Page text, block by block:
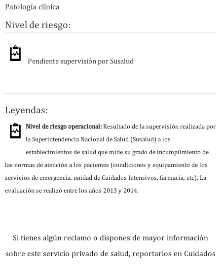
Patología clínica
Nivel de riesgo:
Pendiente supervisión por Susalud
Leyendas:
Nivel de riesgo operacional: Resultado de la supervisión realizada por
la Superintendencia Nacional de Salud (Susalud) a los
establecimientos de salud que mide su grado de incumplimiento de
las normas de atención a los pacientes (condiciones y equipamiento de los
servicios de emergencia, unidad de Cuidados Intensivos, farmacia, etc). La
evaluación se realizó entre los años 2013 y 2014.
Si tienes algún reclamo o dispones de mayor información
sobre este servicio privado de salud, reportarlos en Cuidados